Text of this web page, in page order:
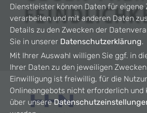
Dienstleister können Daten für eigene
verarbeiten und mit anderen Daten
Details zu den Zwecken der
Sie in unserer Datenschutzerklärung.
Mit Ihrer Auswahl willigen Sie ggf. in
Ihrer Daten zu den jeweiligen
Einwilligung ist freiwillig, für die
Onlineangebots nicht erforderlich und
über unsere